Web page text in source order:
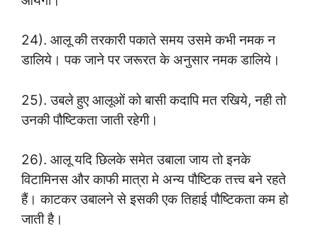
24). आलू की तरकारी पकाते समय उसमे कभी नमक न
डालिये। पक जाने पर जरूरत के अनुसार नमक डालिये।
25). उबले हुए आलूओं को बासी कदापि मत रखिये, नही तो
उनकी पौष्टिकता जाती रहेगी।
26). आलू यदि छिलके समेत उबाला जाय तो इनके
विटामिनस और काफी मात्रा मे अन्य पौष्टिक तत्त्व बने रहते
हैं। काटकर उबालने से इसकी एक तिहाई पौष्टिकता कम हो
जाती है।